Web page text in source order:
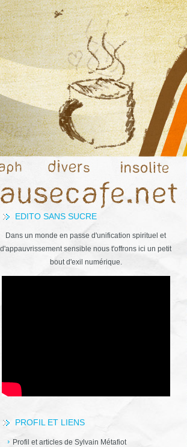
EDITO SANS SUCRE
Dans un monde en passe d'unification spirituel et
d'appauvrissement sensible nous t'offrons ici un petit
bout d'exil numérique.
PROFIL ET LIENS
Profil et articles de Sylvain Métafiot